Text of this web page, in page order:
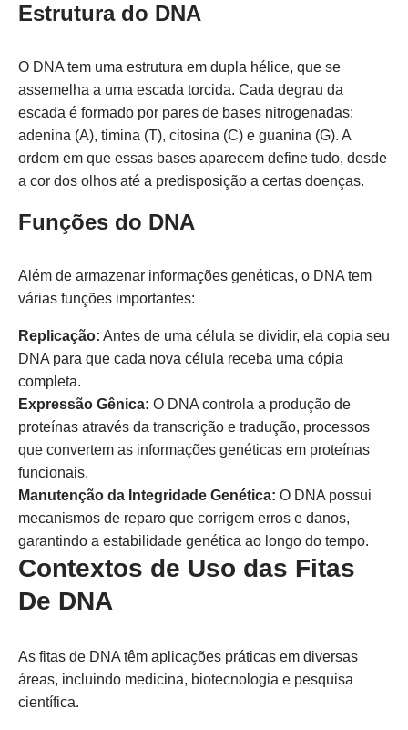
Estrutura do DNA
O DNA tem uma estrutura em dupla hélice, que se
assemelha a uma escada torcida. Cada degrau da
escada é formado por pares de bases nitrogenadas:
adenina (A), timina (T), citosina (C) e guanina (G). A
ordem em que essas bases aparecem define tudo, desde
a cor dos olhos até a predisposição a certas doenças.
Funções do DNA
Além de armazenar informações genéticas, o DNA tem
várias funções importantes:
Replicação: Antes de uma célula se dividir, ela copia seu
DNA para que cada nova célula receba uma cópia
completa.
Expressão Gênica: O DNA controla a produção de
proteínas através da transcrição e tradução, processos
que convertem as informações genéticas em proteínas
funcionais.
Manutenção da Integridade Genética: O DNA possui
mecanismos de reparo que corrigem erros e danos,
garantindo a estabilidade genética ao longo do tempo.
Contextos de Uso das Fitas
De DNA
As fitas de DNA têm aplicações práticas em diversas
áreas, incluindo medicina, biotecnologia e pesquisa
científica.